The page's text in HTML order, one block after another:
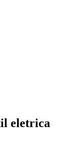
eletrica